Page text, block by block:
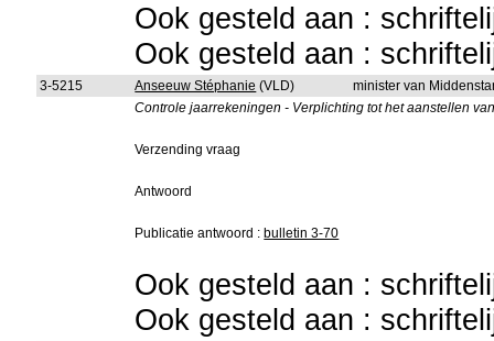
Ook gesteld aan :
Ook gesteld aan :
3-5215 Anseeuw Stéphanie (VLD)
minister van
Controle jaarrekeningen - Verplichting tot het aanstellen
Verzending vraag
Antwoord
Publicatie antwoord : bulletin 3-70
Ook gesteld aan :
Ook gesteld aan :